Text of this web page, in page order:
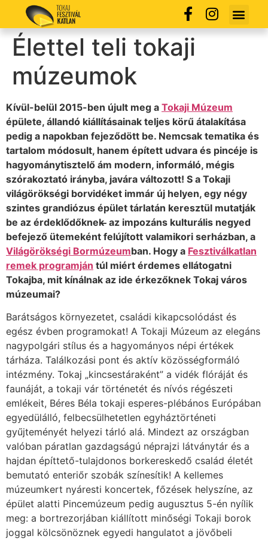
Élettel teli tokaji
múzeumok
Kívül-belül 2015-ben újult meg a Tokaji Múzeum
épülete, állandó kiállításainak teljes körű átalakítása
pedig a napokban fejeződött be. Nemcsak tematika és
tartalom módosult, hanem épített udvara és pincéje is
hagyománytisztelő ám modern, informáló, mégis
szórakoztató irányba, javára változott! S a Tokaji
világörökségi borvidéket immár új helyen, egy négy
szintes grandiózus épület tárlatán keresztül mutatják
be az érdeklődőknek ̶̶ az impozáns kulturális negyed
befejező ütemeként felújított valamikori serházban, a
Világörökségi Bormúzeumban. Hogy a Fesztiválkatlan
remek programján túl miért érdemes ellátogatni
Tokajba, mit kínálnak az ide érkezőknek Tokaj város
múzeumai?
Barátságos környezetet, családi kikapcsolódást és
egész évben programokat! A Tokaji Múzeum az elegáns
nagypolgári stílus és a hagyományos népi értékek
tárháza. Találkozási pont és aktív közösségformáló
intézmény. Tokaj „kincsestáraként” a vidék flóráját és
faunáját, a tokaji vár történetét és nívós régészeti
emlékeit, Béres Béla tokaji esperes-plébános Európában
egyedülálló, felbecsülhetetlen egyháztörténeti
gyűjteményét helyezi tárló alá. Mindezt az országban
valóban páratlan gazdagságú néprajzi látványtár és a
hajdan építtető-tulajdonos borkereskedő család életét
bemutató enteriőr szobák színesítik! A kellemes
múzeumkert nyáresti koncertek, főzések helyszíne, az
épület alatti Pincemúzeum pedig augusztus 5-én nyílik
meg: a bortrezorjában kiállított minőségi Tokaji borok
joggal kölcsönöznek egyedi hangulatot a jövőbeli